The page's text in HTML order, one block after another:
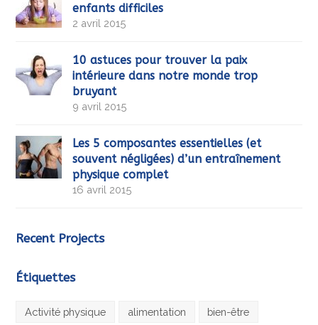
enfants difficiles
2 avril 2015
10 astuces pour trouver la paix
intérieure dans notre monde trop
bruyant
9 avril 2015
Les 5 composantes essentielles (et
souvent négligées) d’un entraînement
physique complet
16 avril 2015
Recent Projects
Étiquettes
Activité physique alimentation bien-être